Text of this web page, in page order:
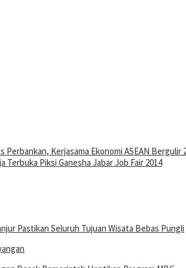
Perbankan, Kerjasama Ekonomi ASEAN Bergulir
Terbuka Piksi Ganesha Jabar Job Fair 2014
Pastikan Seluruh Tujuan Wisata Bebas Pungli